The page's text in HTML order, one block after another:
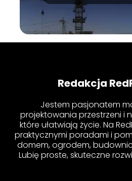
Redakcja
Jestem pasjonatem
projektowania przestrzeni i
które ułatwiają życie. Na
praktycznymi poradami i
domem, ogrodem,
Lubię proste, skuteczne